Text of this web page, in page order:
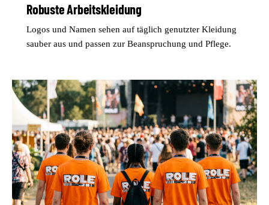
Robuste Arbeitskleidung
Logos und Namen sehen auf täglich genutzter Kleidung
sauber aus und passen zur Beanspruchung und Pflege.